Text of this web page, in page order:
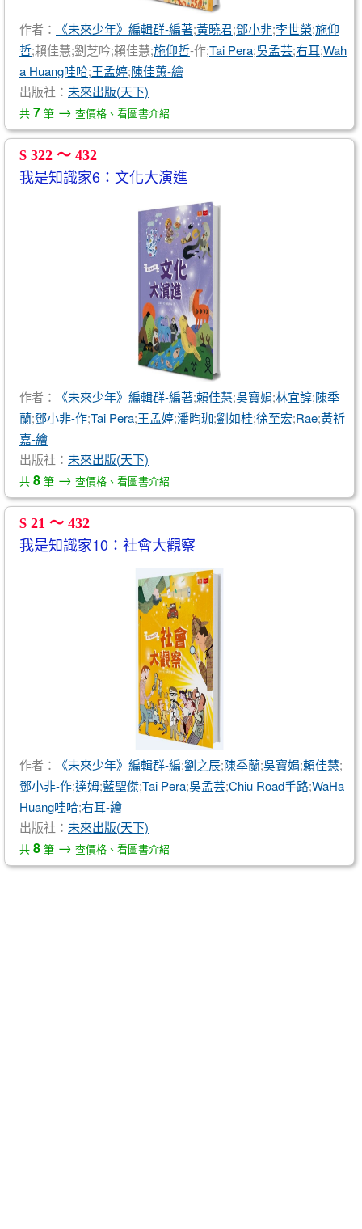
作者： 《未來少年》編輯群-編著;黃曉君;鄧小非;李世榮;施仰
哲;賴佳慧;劉芝吟;賴佳慧;施仰哲-作;Tai Pera;吳孟芸;右耳;Wah
a Huang哇哈;王孟婷;陳佳蕙-繪
出版社： 未來出版(天下)
共 7 筆 → 查價格、看圖書介紹
$ 322 ～ 432
我是知識家6：文化大演進
作者： 《未來少年》編輯群-編著;賴佳慧;吳寶娟;林宜諄;陳季
蘭;鄧小非-作;Tai Pera;王孟婷;潘昀珈;劉如桂;徐至宏;Rae;黃祈
嘉-繪
出版社： 未來出版(天下)
共 8 筆 → 查價格、看圖書介紹
$ 21 ～ 432
我是知識家10：社會大觀察
作者： 《未來少年》編輯群-編;劉之辰;陳季蘭;吳寶娟;賴佳慧;
鄧小非-作;達姆;藍聖傑;Tai Pera;吳孟芸;Chiu Road手路;WaHa
Huang哇哈;右耳-繪
出版社： 未來出版(天下)
共 8 筆 → 查價格、看圖書介紹